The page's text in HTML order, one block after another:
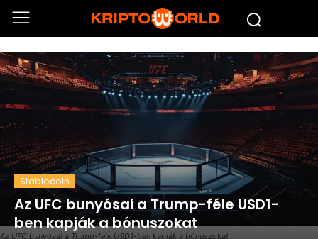
Az UFC bunyósai a Trump-féle USD1-ben kapják a bónuszokat
Stablecoin
Az UFC bunyósai a Trump-féle USD1-
ben kapják a bónuszokat